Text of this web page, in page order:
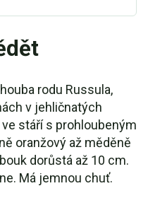
rodu Russula,
v jehličnatých
stáří s prohloubeným
oranžový až měděně
dorůstá až 10 cm.
Má jemnou chuť.